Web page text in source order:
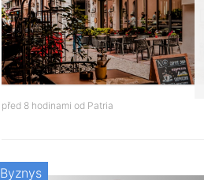
před 8 hodinami od Patria
Byznys